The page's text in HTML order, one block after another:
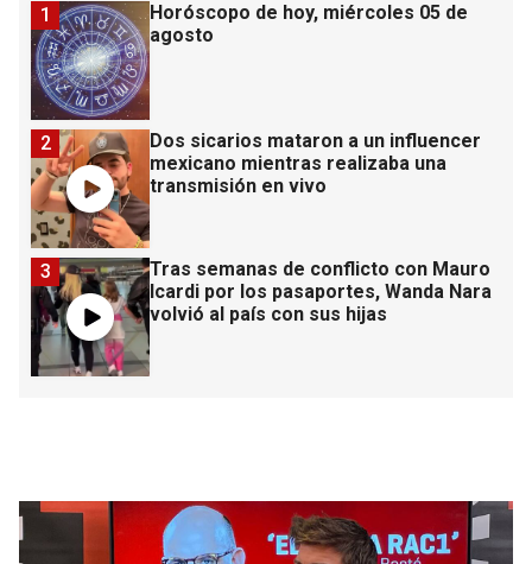
Horóscopo de hoy, miércoles 05 de
agosto
1
Dos sicarios mataron a un influencer
mexicano mientras realizaba una
transmisión en vivo
2
Tras semanas de conflicto con Mauro
Icardi por los pasaportes, Wanda Nara
volvió al país con sus hijas
3